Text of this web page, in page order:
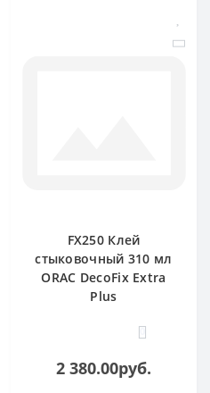
FX250 Клей
стыковочный 310 мл
ORAC DecoFix Extra
Plus
0
2 380.00руб.